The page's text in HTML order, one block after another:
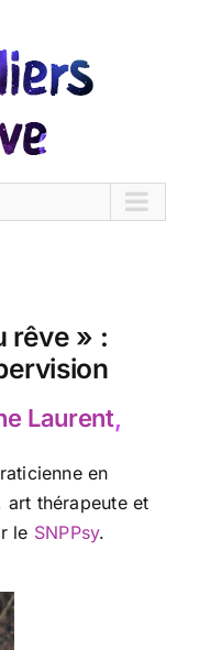
rêve » :
Laurent,
en
art thérapeute et
le SNPPsy.